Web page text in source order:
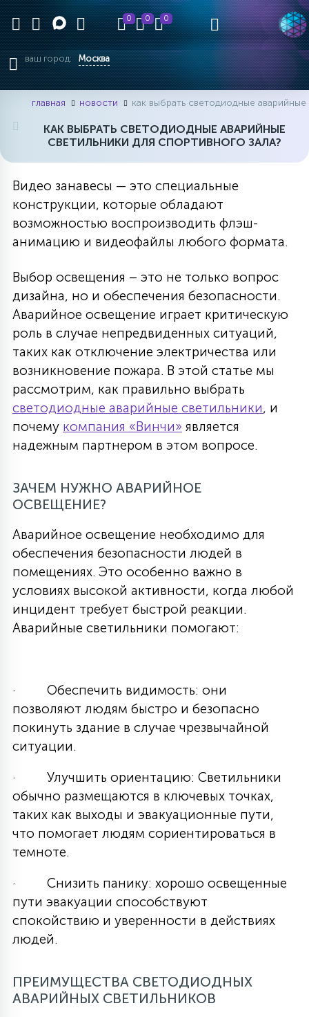
0 0 0
ваш город: Москва
главная новости как выбрать светодиодные
КАК ВЫБРАТЬ СВЕТОДИОДНЫЕ АВАРИЙНЫЕ
СВЕТИЛЬНИКИ ДЛЯ СПОРТИВНОГО ЗАЛА?
Видео занавесы — это специальные
конструкции, которые обладают
возможностью воспроизводить флэш-
анимацию и видеофайлы любого формата.
Выбор освещения – это не только вопрос
дизайна, но и обеспечения безопасности.
Аварийное освещение играет критическую
роль в случае непредвиденных ситуаций,
таких как отключение электричества или
возникновение пожара. В этой статье мы
рассмотрим, как правильно выбрать
светодиодные аварийные светильники, и
почему компания «Винчи» является
надежным партнером в этом вопросе.
ЗАЧЕМ НУЖНО АВАРИЙНОЕ
ОСВЕЩЕНИЕ?
Аварийное освещение необходимо для
обеспечения безопасности людей в
помещениях. Это особенно важно в
условиях высокой активности, когда любой
инцидент требует быстрой реакции.
Аварийные светильники помогают:
· Обеспечить видимость: они
позволяют людям быстро и безопасно
покинуть здание в случае чрезвычайной
ситуации.
· Улучшить ориентацию: Светильники
обычно размещаются в ключевых точках,
таких как выходы и эвакуационные пути,
что помогает людям сориентироваться в
темноте.
· Снизить панику: хорошо освещенные
пути эвакуации способствуют
спокойствию и уверенности в действиях
людей.
ПРЕИМУЩЕСТВА СВЕТОДИОДНЫХ
АВАРИЙНЫХ СВЕТИЛЬНИКОВ